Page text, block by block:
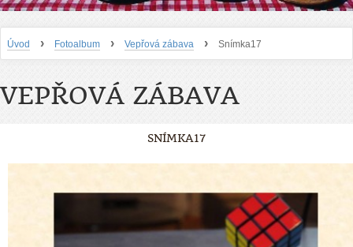
Úvod › Fotoalbum › Vepřová zábava › Snímka17
VEPŘOVÁ ZÁBAVA
SNÍMKA17